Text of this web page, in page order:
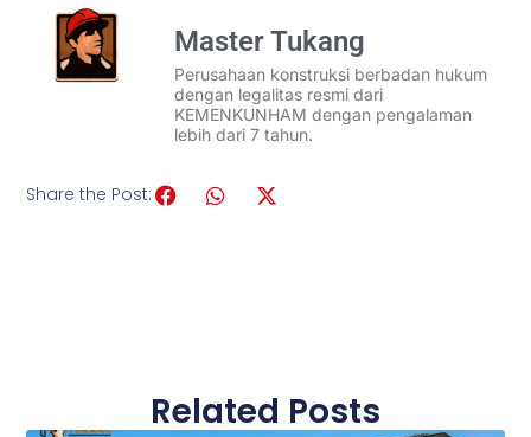
Master Tukang
Perusahaan konstruksi berbadan hukum
dengan legalitas resmi dari
KEMENKUNHAM dengan pengalaman
lebih dari 7 tahun.
Share the Post:
Related Posts